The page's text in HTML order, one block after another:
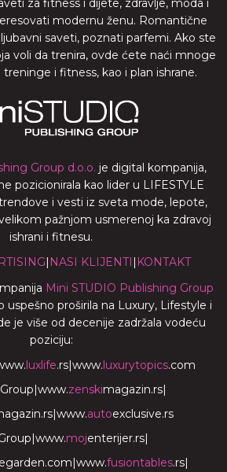
za fitness i dijete, zdravlje, moda i
modernu ženu. Romantične
saveti, poznati parfemi. Ako ste
voli da trenira, ovde ćete naći mnoge
i fitness, kao i plan ishrane.
Group d.o.o. je digital kompanija,
pozicionirala kao lider u LIFESTYLE
i vesti iz sveta mode, lepote,
pažnjom usmerenoj ka zdravoj
ishrani i fitnesu.
| NASI KLIJENTI | KONTAKT
Mini STUDIO Publishing Group
uspešno proširila na Luxury, Lifestyle i
je više od decenije zadržala vodeću
poziciju:
luxlife.rs|www.luxurytopics.com
|www.zenskimagazin.rs|
|www.autoexclusive.rs
|www.mojenterijer.rs|
|www.fusiontables.rs|